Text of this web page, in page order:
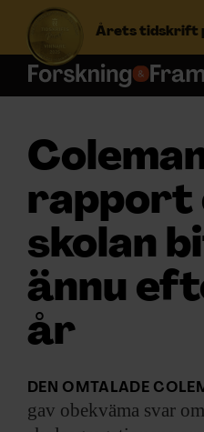
Årets tidskrift
S
e
f
t
e
:
ARKIV & E-TIDNING
rapport
skolan
ännu
år
DEN OMTALADE
gav obekväma svar om